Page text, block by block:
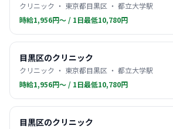
クリニック ・ 東京都目黒区 ・ 都立大学駅
時給1,956円〜 / 1日最低10,780円
目黒区のクリニック
クリニック ・ 東京都目黒区 ・ 都立大学駅
時給1,956円〜 / 1日最低10,780円
目黒区のクリニック